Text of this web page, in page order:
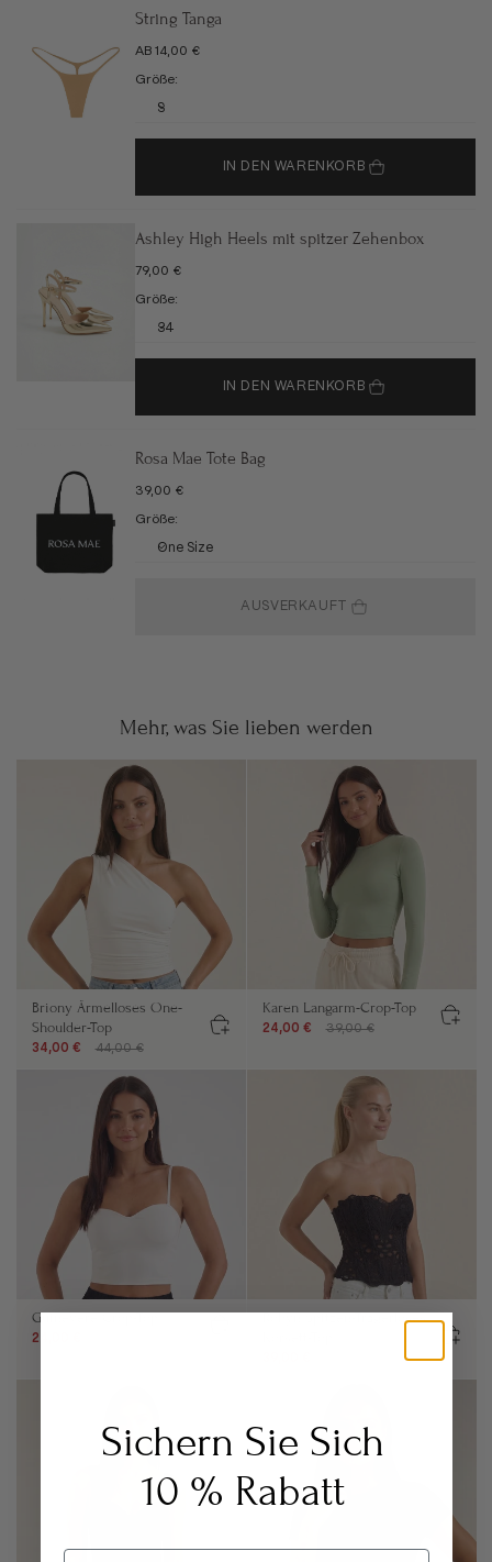
String Tanga
ANGEBOT
AB 14,00 €
Größe:
S
IN DEN WARENKORB
Ashley High Heels mit spitzer Zehenbox
ANGEBOT
79,00 €
Größe:
34
IN DEN WARENKORB
Rosa Mae Tote Bag
ANGEBOT
39,00 €
Größe:
One Size
AUSVERKAUFT
Mehr, was Sie lieben werden
Briony Ärmelloses One-
Shoulder-Top
34,00 € 44,00 €
Karen Langarm-Crop-Top
24,00 € 39,00 €
Guinevere Crop-Top
24,00 €
Robyn Spitzen-Trägerloses
Sichern Sie Sich
10 % Rabatt